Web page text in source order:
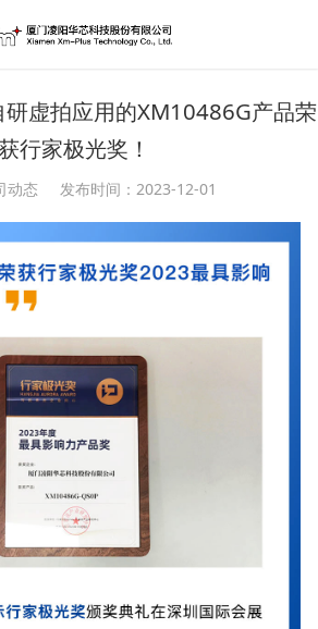
虚拍应用的XM10486G产品荣
行家极光奖！
动态 发布时间：2023-12-01